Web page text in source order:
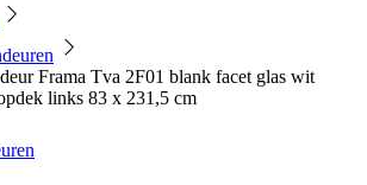
Frama Tva 2F01 blank facet glas wit
links 83 x 231,5 cm